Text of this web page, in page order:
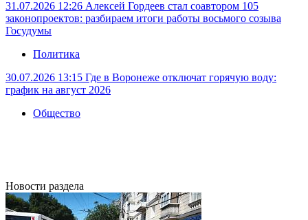
31.07.2026 12:26 Алексей Гордеев стал соавтором 105
законопроектов: разбираем итоги работы восьмого созыва
Госудумы
Политика
30.07.2026 13:15 Где в Воронеже отключат горячую воду:
график на август 2026
Общество
Новости раздела